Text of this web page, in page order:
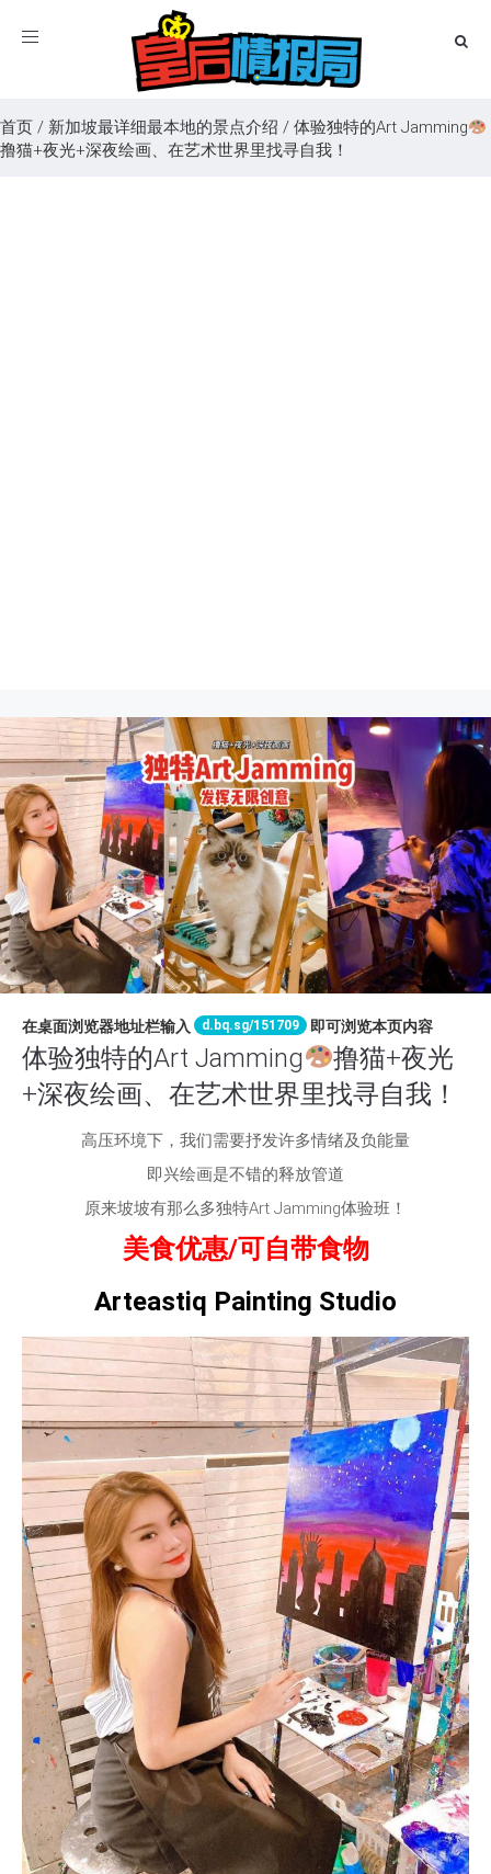
Toggle
首页 / 新加坡最详细最本地的景点介绍 / 体验独特的Art Jamming
撸猫+夜光+深夜绘画、在艺术世界里找寻自我！
在桌面浏览器地址栏输入 d.bq.sg/151709 即可浏览本页内容
体验独特的Art Jamming
撸猫+夜光
+深夜绘画、在艺术世界里找寻自我！
高压环境下，我们需要抒发许多情绪及负能量
即兴绘画是不错的释放管道
原来坡坡有那么多独特Art Jamming体验班！
美食优惠/可自带食物
Arteastiq Painting Studio